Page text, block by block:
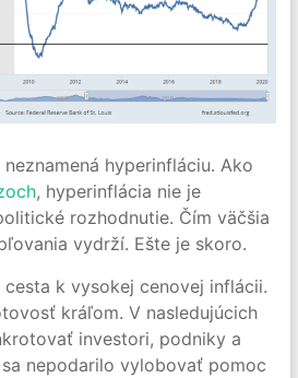
hyperinfláciu. Ako
, hyperinflácia nie je
rozhodnutie. Čím väčšia
vydrží. Ešte je skoro.
k vysokej cenovej inflácii.
kráľom. V nasledujúcich
investori, podniky a
nepodarilo vylobovať pomoc